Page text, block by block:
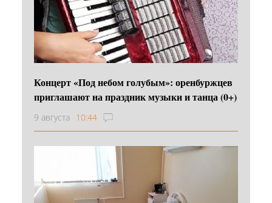
Концерт «Под небом голубым»: оренбуржцев
приглашают на праздник музыки и танца (0+)
9 августа 10:44